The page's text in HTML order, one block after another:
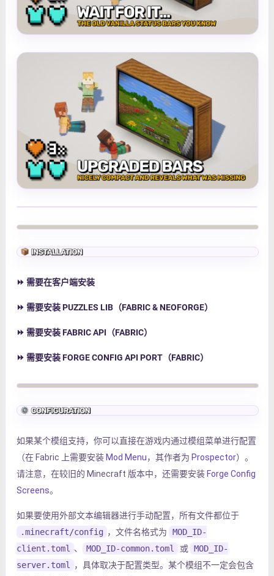
⏩ 需要在客户端安装
⏩ 需要安装PUZZLES LIB （FABRIC & NEOFORGE）
⏩ 需要安装FABRIC API （FABRIC）
⏩ 需要安装FORGE CONFIG API PORT （FABRIC）
如果某个模组支持，你可以直接在游戏内通过模组菜单进行配置
（在 Fabric 上需要安装 Mod Menu，其作者为 Prospector）。
请注意，在较旧的 Minecraft 版本中，还需要安装 Forge Config
Screens。
如果要使用外部文本编辑器进行手动配置，所有文件都位于
.minecraft/config ，文件名格式为
MOD_ID-
client.toml
、 MOD_ID-common.toml 或
MOD_ID-
server.toml
，具体取决于配置类型。某个模组不一定会包含